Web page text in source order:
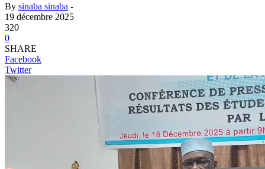
By sinaba sinaba -
19 décembre 2025
320
0
SHARE
Facebook
Twitter